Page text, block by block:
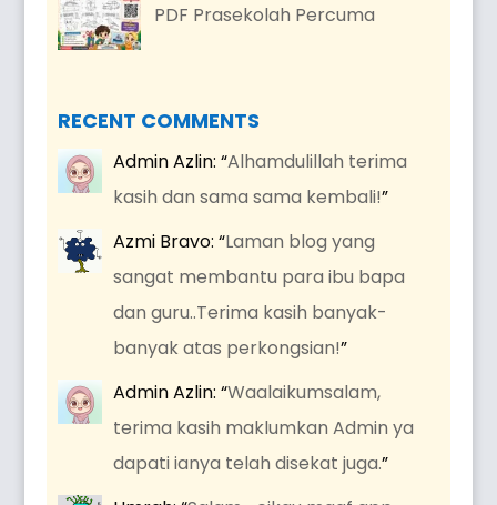
PDF Prasekolah Percuma
RECENT COMMENTS
Admin Azlin: “Alhamdulillah terima
kasih dan sama sama kembali!”
Azmi Bravo: “Laman blog yang
sangat membantu para ibu bapa
dan guru..Terima kasih banyak-
banyak atas perkongsian!”
Admin Azlin: “Waalaikumsalam,
terima kasih maklumkan Admin ya
dapati ianya telah disekat juga.”